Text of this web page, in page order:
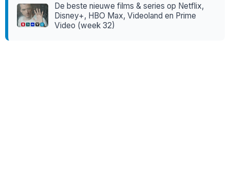
De beste nieuwe films & series op Netflix,
Disney+, HBO Max, Videoland en Prime
Video (week 32)